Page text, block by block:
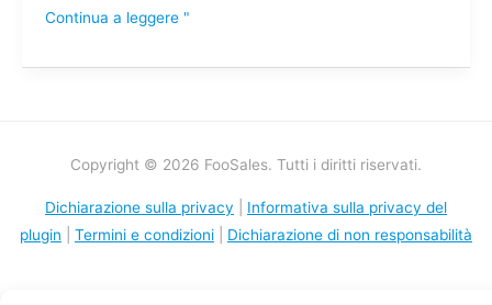
Continua a leggere "
Copyright © 2026 FooSales. Tutti i diritti riservati.
Dichiarazione sulla privacy
Informativa sulla privacy del
plugin
Termini e condizioni Dichiarazione di non responsabilità